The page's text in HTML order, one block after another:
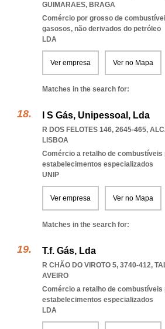
GUIMARAES, BRAGA
Comércio por grosso de
gasosos, não derivados do petróleo
LDA
Ver empresa Ver no Mapa
Matches in the search for:
I S Gás, Unipessoal, Lda
R DOS FELOTES 146, 2645-465,
LISBOA
Comércio a retalho de combustíveis
estabelecimentos especializados
UNIP
Ver empresa Ver no Mapa
Matches in the search for:
T.f. Gás, Lda
R CHÃO DO VIROTO 5, 3740-412,
AVEIRO
Comércio a retalho de combustíveis
estabelecimentos especializados
LDA